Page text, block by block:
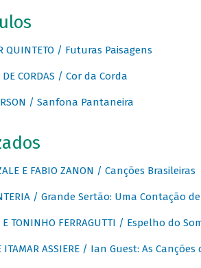
QUINTETO / Futuras Paisagens
DE CORDAS / Cor da Corda
/ Sanfona Pantaneira
E FABIO ZANON / Canções Brasileiras
/ Grande Sertão: Uma Contação
E TONINHO FERRAGUTTI / Espelho do
ITAMAR ASSIERE / Ian Guest: As